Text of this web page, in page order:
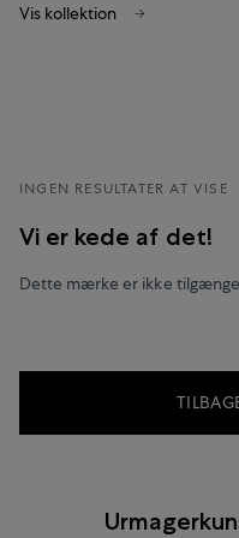
Vis kollektion
INGEN RESULTATER AT VISE
Vi er kede af det!
Dette mærke er ikke